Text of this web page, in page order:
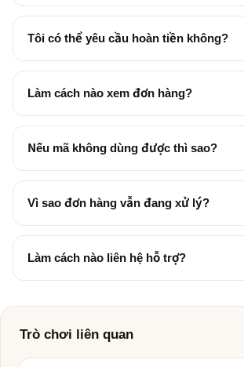
Tôi có thể yêu cầu hoàn tiền không?
Làm cách nào xem đơn hàng?
Nếu mã không dùng được thì sao?
Vì sao đơn hàng vẫn đang xử lý?
Làm cách nào liên hệ hỗ trợ?
Trò chơi liên quan